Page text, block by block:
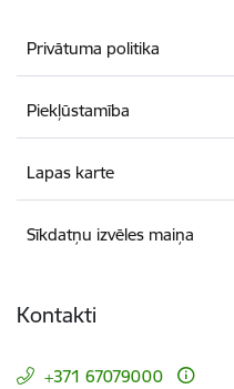
Privātuma politika
Piekļūstamība
Lapas karte
Sīkdatņu izvēles maiņa
Kontakti
+371 67079000